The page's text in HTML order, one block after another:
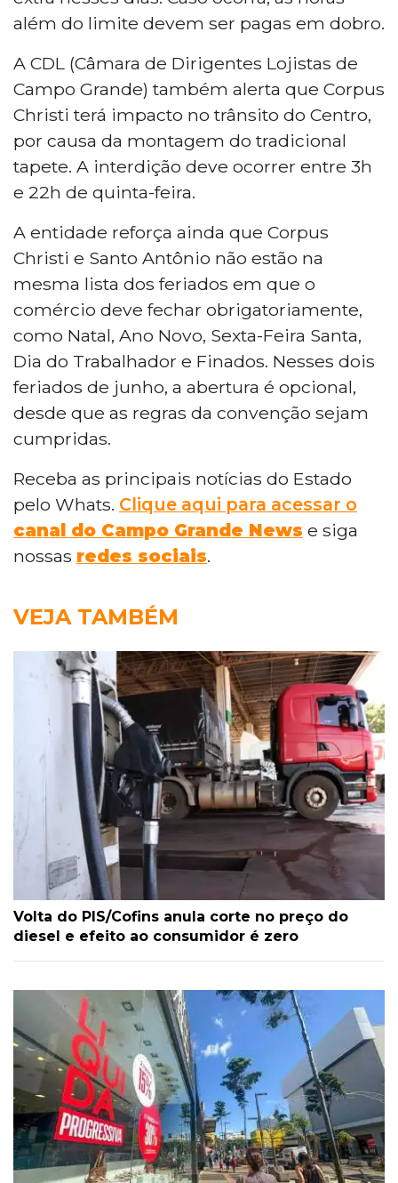
além do limite devem ser pagas em dobro.
A CDL (Câmara de Dirigentes Lojistas de
Campo Grande) também alerta que Corpus
Christi terá impacto no trânsito do Centro,
por causa da montagem do tradicional
tapete. A interdição deve ocorrer entre 3h
e 22h de quinta-feira.
A entidade reforça ainda que Corpus
Christi e Santo Antônio não estão na
mesma lista dos feriados em que o
comércio deve fechar obrigatoriamente,
como Natal, Ano Novo, Sexta-Feira Santa,
Dia do Trabalhador e Finados. Nesses dois
feriados de junho, a abertura é opcional,
desde que as regras da convenção sejam
cumpridas.
Receba as principais notícias do Estado
pelo Whats. Clique aqui para acessar o
canal do Campo Grande News e siga
nossas redes sociais.
VEJA TAMBÉM
Volta do PIS/Cofins anula corte no preço do
diesel e efeito ao consumidor é zero